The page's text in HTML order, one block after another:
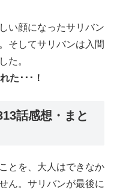
い顔になったサリバン
そしてサリバンは入間
た。
た･･･！
話感想・まと
とを、大人はできなか
ん。サリバンが最後に